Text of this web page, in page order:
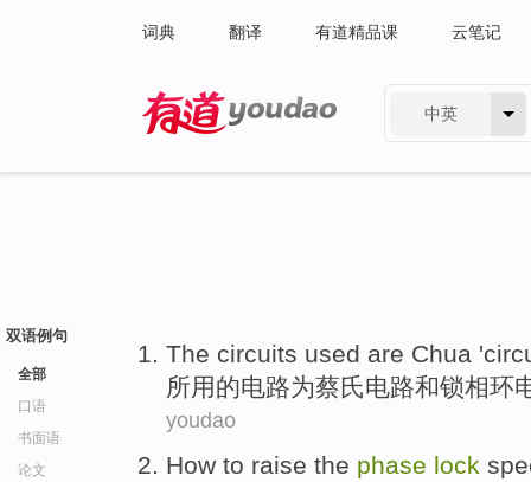
词典 翻译 有道精品课 云笔记
中英
双语例句
全部
口语
书面语
论文
The circuits used are Chua '
所用的电路为蔡氏电路和锁相环
youdao
How to raise the phase lock